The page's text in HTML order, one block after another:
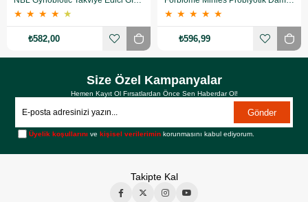
★ ★ ★ ★ ★
₺582,00
★ ★ ★ ★ ★
₺596,99
Size Özel Kampanyalar
Hemen Kayıt Ol Fırsatlardan Önce Sen Haberdar Ol!
Gönder
Üyelik koşullarını vekişisel verilerimin korunmasını kabul ediyorum.
Takipte Kal